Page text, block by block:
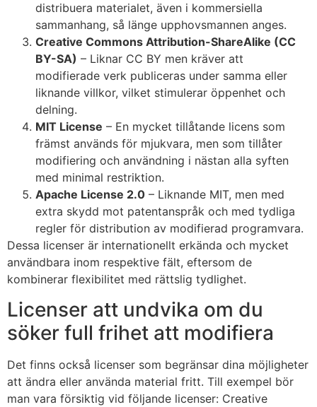
distribuera materialet, även i kommersiella
sammanhang, så länge upphovsmannen anges.
Creative Commons Attribution-ShareAlike (CC
BY-SA) – Liknar CC BY men kräver att
modifierade verk publiceras under samma eller
liknande villkor, vilket stimulerar öppenhet och
delning.
MIT License – En mycket tillåtande licens som
främst används för mjukvara, men som tillåter
modifiering och användning i nästan alla syften
med minimal restriktion.
Apache License 2.0 – Liknande MIT, men med
extra skydd mot patentanspråk och med tydliga
regler för distribution av modifierad programvara.
Dessa licenser är internationellt erkända och mycket
användbara inom respektive fält, eftersom de
kombinerar flexibilitet med rättslig tydlighet.
Licenser att undvika om du
söker full frihet att modifiera
Det finns också licenser som begränsar dina möjligheter
att ändra eller använda material fritt. Till exempel bör
man vara försiktig vid följande licenser: Creative